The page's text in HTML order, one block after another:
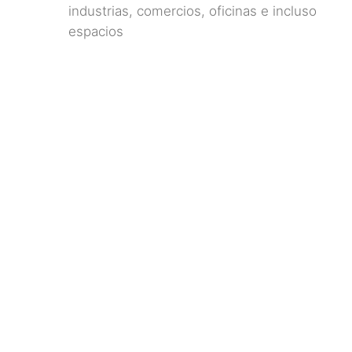
industrias, comercios, oficinas e incluso
espacios